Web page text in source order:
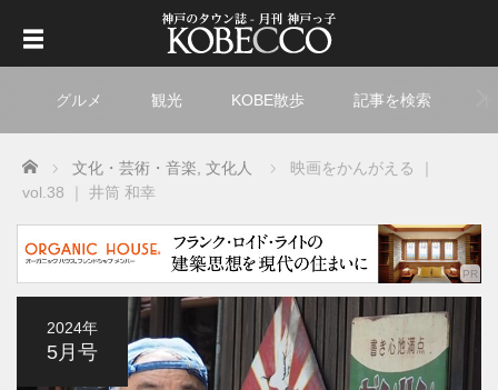
グルメ 観光 KOBE散歩 記事を検索
Home 文化・芸術・音楽 文化人
映画をかんがえる ｜
vol.38 ｜ 井筒 和幸
2024年
5月号